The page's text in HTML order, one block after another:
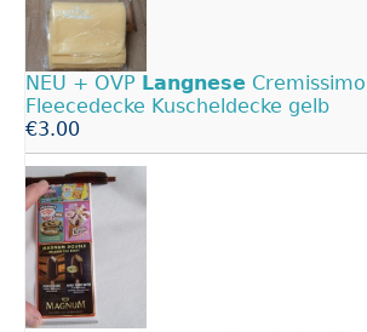
NEU + OVP Langnese
Fleecedecke Kuscheldecke gelb
€3.00